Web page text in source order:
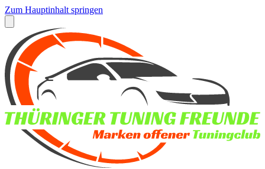
Zum Hauptinhalt springen